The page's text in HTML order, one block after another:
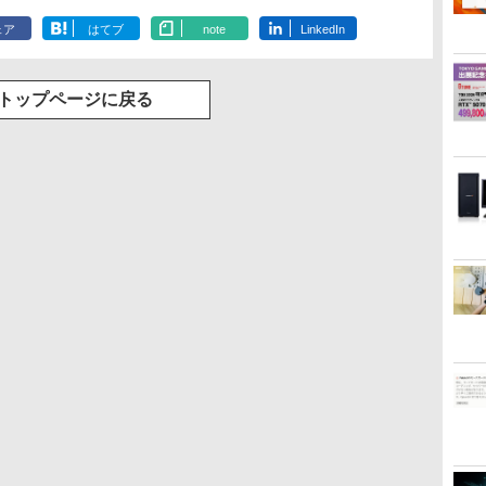
ア はてブ note LinkedIn
トップページに戻る